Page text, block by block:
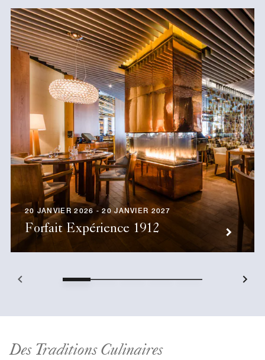
20 JANVIER 2026 - 20 JANVIER 2027
Forfait Expérience 1912
Des Traditions Culinaires